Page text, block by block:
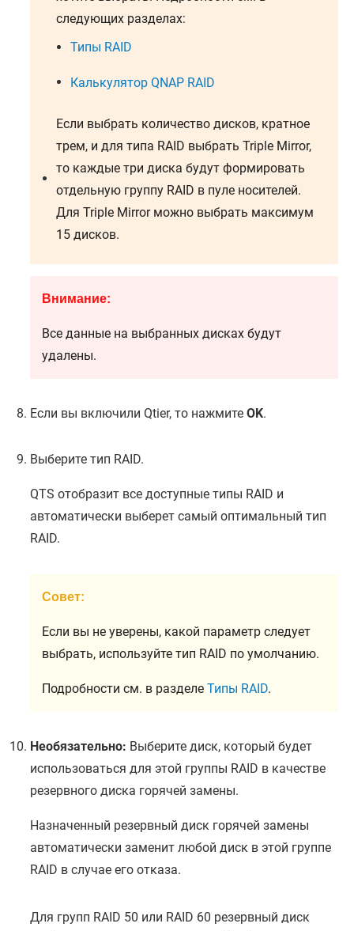
следующих разделах:
Типы RAID
Калькулятор QNAP RAID
Если выбрать количество дисков, кратное
трем, и для типа RAID выбрать Triple Mirror,
то каждые три диска будут формировать
отдельную группу RAID в пуле носителей.
Для Triple Mirror можно выбрать максимум
15 дисков.
Внимание:
Все данные на выбранных дисках будут
удалены.
Если вы включили Qtier, то нажмите OK.
Выберите тип RAID.
QTS отобразит все доступные типы RAID и
автоматически выберет самый оптимальный тип
RAID.
Совет:
Если вы не уверены, какой параметр следует
выбрать, используйте тип RAID по умолчанию.
Подробности см. в разделе Типы RAID.
Необязательно: Выберите диск, который будет
использоваться для этой группы RAID в качестве
резервного диска горячей замены.
Назначенный резервный диск горячей замены
автоматически заменит любой диск в этой группе
RAID в случае его отказа.
Для групп RAID 50 или RAID 60 резервный диск